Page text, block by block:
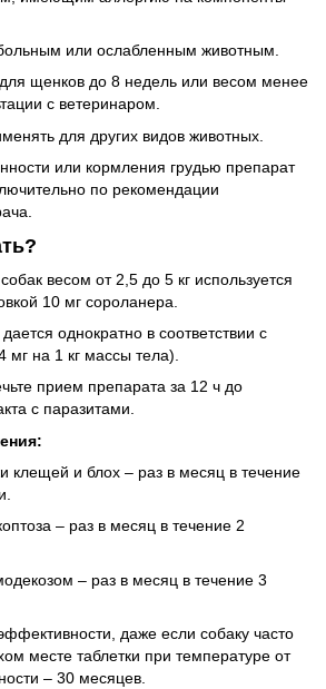
или ослабленным животным.
щенков до 8 недель или весом менее
с ветеринаром.
для других видов животных.
или кормления грудью препарат
по рекомендации
весом от 2,5 до 5 кг используется
10 мг сороланера.
дается однократно в соответствии с
мг на 1 кг массы тела).
прием препарата за 12 ч до
с паразитами.
клещей и блох – раз в месяц в течение
– раз в месяц в течение 2
– раз в месяц в течение 3
даже если собаку часто
месте таблетки при температуре от
– 30 месяцев.